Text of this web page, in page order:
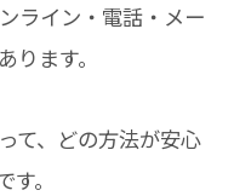
ライン・電話・メー
ます。
て、どの方法が安心
。